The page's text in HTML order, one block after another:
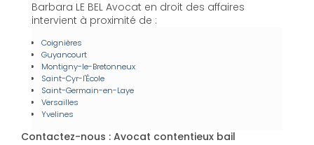
Barbara LE BEL Avocat en droit des affaires
intervient à proximité de :
Coignières
Guyancourt
Montigny-le-Bretonneux
Saint-Cyr-l'École
Saint-Germain-en-Laye
Versailles
Yvelines
Contactez-nous : Avocat contentieux bail